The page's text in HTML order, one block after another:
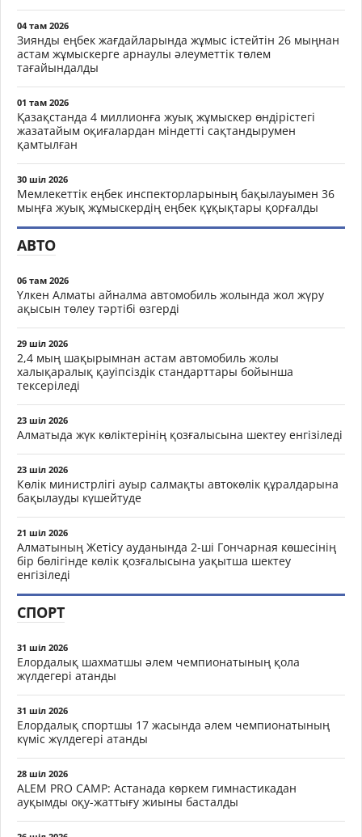
04 там 2026
Зиянды еңбек жағдайларында жұмыс істейтін 26 мыңнан
астам жұмыскерге арнаулы әлеуметтік төлем
тағайындалды
01 там 2026
Қазақстанда 4 миллионға жуық жұмыскер өндірістегі
жазатайым оқиғалардан міндетті сақтандырумен
қамтылған
30 шіл 2026
Мемлекеттік еңбек инспекторларының бақылауымен 36
мыңға жуық жұмыскердің еңбек құқықтары қорғалды
АВТО
06 там 2026
Үлкен Алматы айналма автомобиль жолында жол жүру
ақысын төлеу тәртібі өзгерді
29 шіл 2026
2,4 мың шақырымнан астам автомобиль жолы
халықаралық қауіпсіздік стандарттары бойынша
тексеріледі
23 шіл 2026
Алматыда жүк көліктерінің қозғалысына шектеу енгізіледі
23 шіл 2026
Көлік министрлігі ауыр салмақты автокөлік құралдарына
бақылауды күшейтуде
21 шіл 2026
Алматының Жетісу ауданында 2-ші Гончарная көшесінің
бір бөлігінде көлік қозғалысына уақытша шектеу
енгізіледі
СПОРТ
31 шіл 2026
Елордалық шахматшы әлем чемпионатының қола
жүлдегері атанды
31 шіл 2026
Елордалық спортшы 17 жасында әлем чемпионатының
күміс жүлдегері атанды
28 шіл 2026
ALEM PRO CAMP: Астанада көркем гимнастикадан
ауқымды оқу-жаттығу жиыны басталды